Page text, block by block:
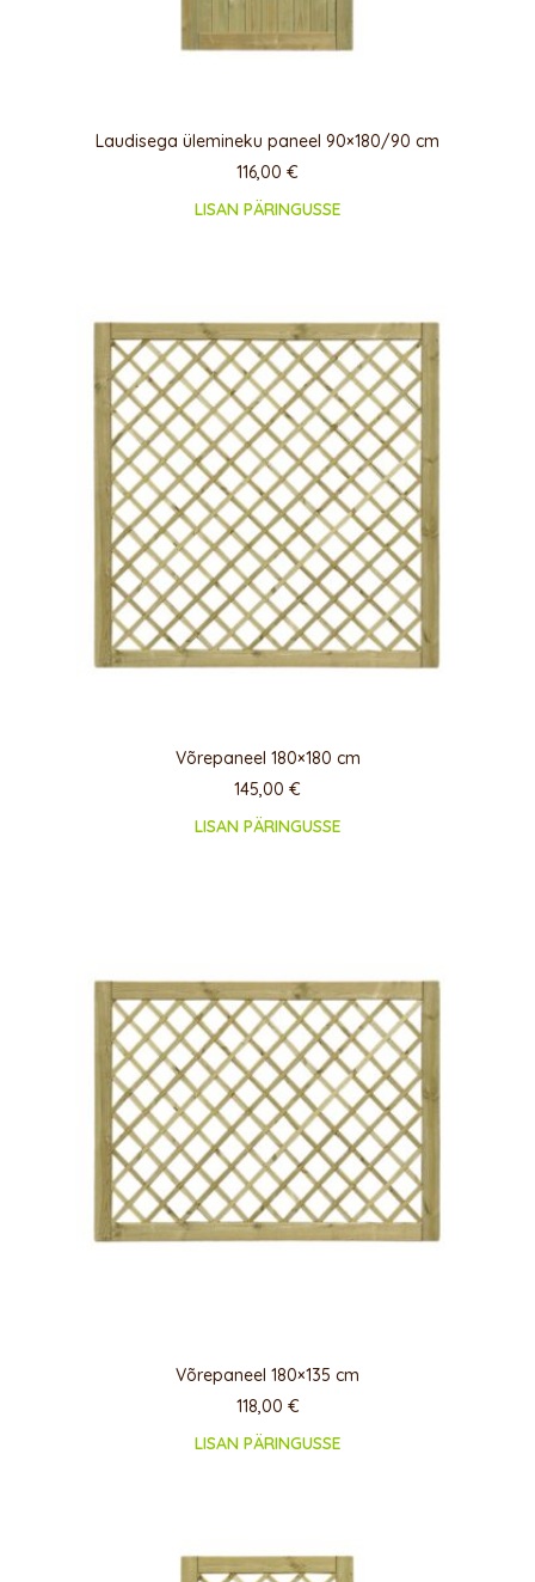
Laudisega ülemineku paneel 90×180/90 cm
116,00 €
LISAN PÄRINGUSSE
Võrepaneel 180×180 cm
145,00 €
LISAN PÄRINGUSSE
Võrepaneel 180×135 cm
118,00 €
LISAN PÄRINGUSSE